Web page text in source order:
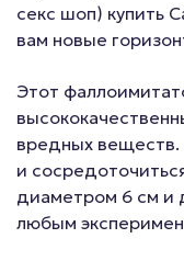
секс шоп) купить
вам новые
Этот
вредных веществ.
и
диаметром 6 см и
любым